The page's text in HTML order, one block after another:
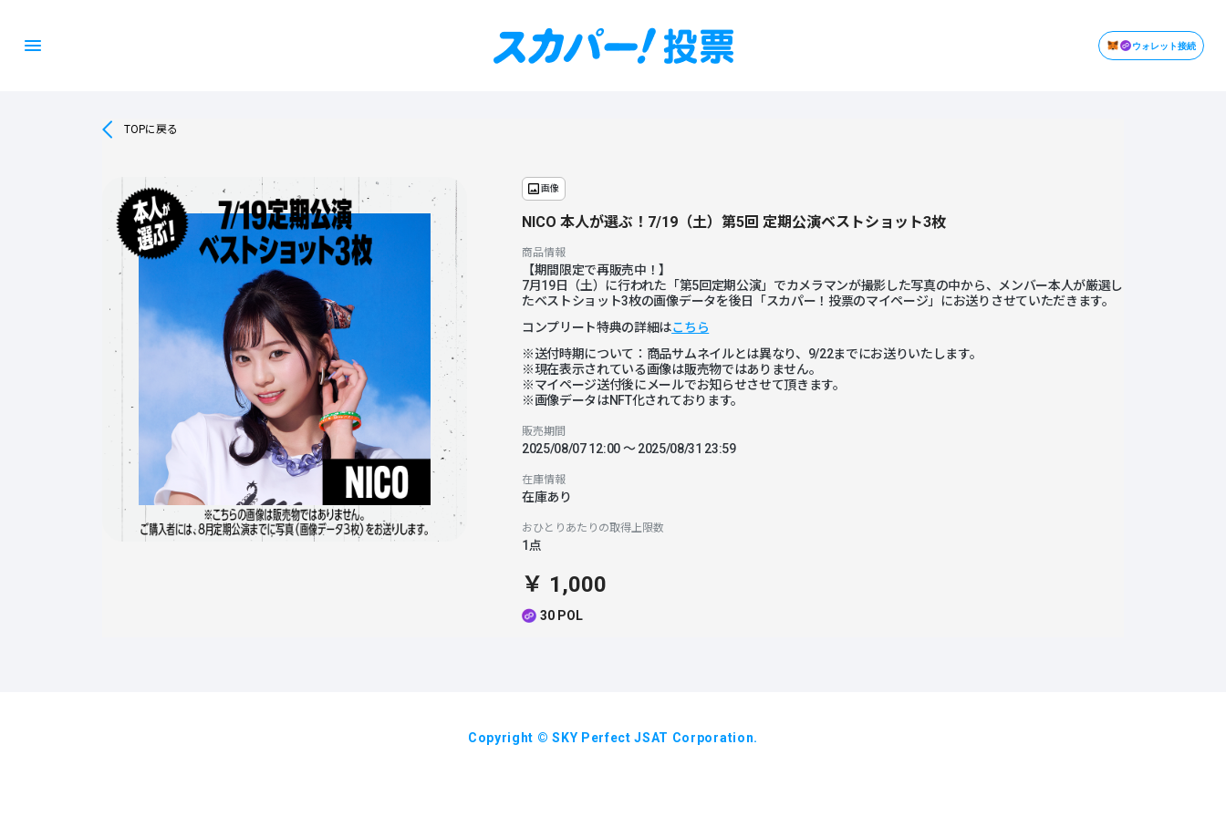
ウォレット接続
TOPに戻る
画像
NICO 本人が選ぶ！7/19（土）第5回 定期公演ベストショット3枚
商品情報
【期間限定で再販売中！】
7月19日（土）に行われた「第5回定期公演」でカメラマンが撮影した写真の中から、メンバー本人が厳選し
たベストショット3枚の画像データを後日「スカパー！投票のマイページ」にお送りさせていただきます。
コンプリート特典の詳細はこちら
※送付時期について：商品サムネイルとは異なり、9/22までにお送りいたします。
※現在表示されている画像は販売物ではありません。
※マイページ送付後にメールでお知らせさせて頂きます。
※画像データはNFT化されております。
販売期間
2025/08/07 12:00 〜 2025/08/31 23:59
在庫情報
在庫あり
おひとりあたりの取得上限数
1点
￥ 1,000
30 POL
Copyright © SKY Perfect JSAT Corporation.